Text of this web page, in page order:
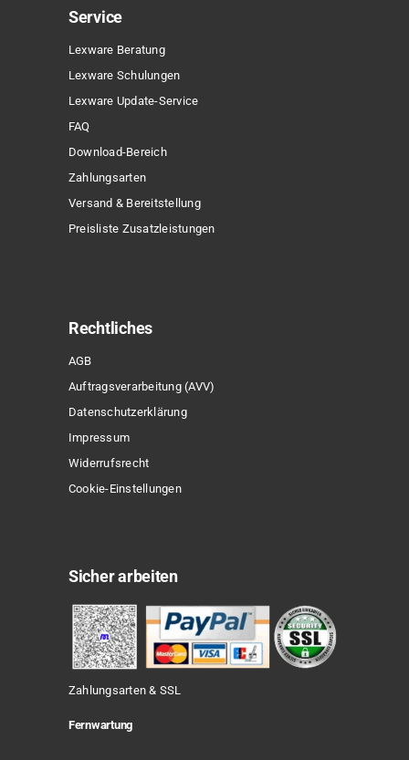
Service
Lexware Beratung
Lexware Schulungen
Lexware Update-Service
FAQ
Download-Bereich
Zahlungsarten
Versand & Bereitstellung
Preisliste Zusatzleistungen
Rechtliches
AGB
Auftragsverarbeitung (AVV)
Datenschutzerklärung
Impressum
Widerrufsrecht
Cookie-Einstellungen
Sicher arbeiten
Zahlungsarten & SSL
Fernwartung